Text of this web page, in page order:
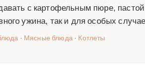
с картофельным пюре,
ужина, так и для особых
· Мясные блюда· Котлеты